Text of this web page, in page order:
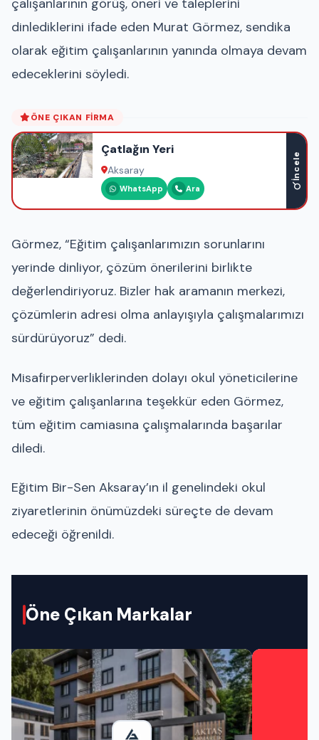
çalışanlarının görüş, öneri ve taleplerini
dinlediklerini ifade eden Murat Görmez, sendika
olarak eğitim çalışanlarının yanında olmaya devam
edeceklerini söyledi.
ÖNE ÇIKAN FIRMA
Çatlağın Yeri
Aksaray
WhatsApp Ara
İncele
Görmez, “Eğitim çalışanlarımızın sorunlarını
yerinde dinliyor, çözüm önerilerini birlikte
değerlendiriyoruz. Bizler hak aramanın merkezi,
çözümlerin adresi olma anlayışıyla çalışmalarımızı
sürdürüyoruz” dedi.
Misafirperverliklerinden dolayı okul yöneticilerine
ve eğitim çalışanlarına teşekkür eden Görmez,
tüm eğitim camiasına çalışmalarında başarılar
diledi.
Eğitim Bir-Sen Aksaray’ın il genelindeki okul
ziyaretlerinin önümüzdeki süreçte de devam
edeceği öğrenildi.
Öne Çıkan Markalar